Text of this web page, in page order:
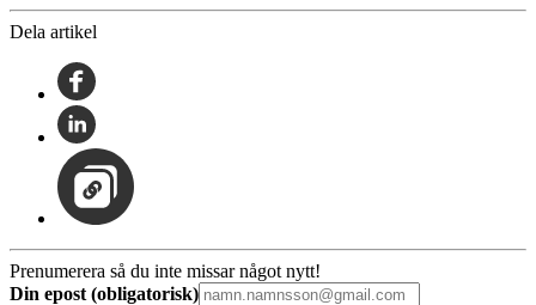
Dela artikel
Prenumerera så du inte missar något nytt!
Din epost (obligatorisk)